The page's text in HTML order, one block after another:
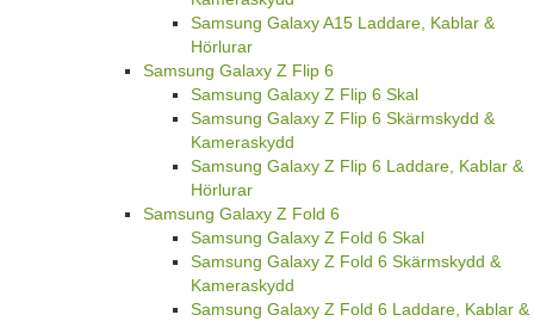
Samsung Galaxy A15 Laddare, Kablar &
Hörlurar
Samsung Galaxy Z Flip 6
Samsung Galaxy Z Flip 6 Skal
Samsung Galaxy Z Flip 6 Skärmskydd &
Kameraskydd
Samsung Galaxy Z Flip 6 Laddare, Kablar &
Hörlurar
Samsung Galaxy Z Fold 6
Samsung Galaxy Z Fold 6 Skal
Samsung Galaxy Z Fold 6 Skärmskydd &
Kameraskydd
Samsung Galaxy Z Fold 6 Laddare, Kablar &